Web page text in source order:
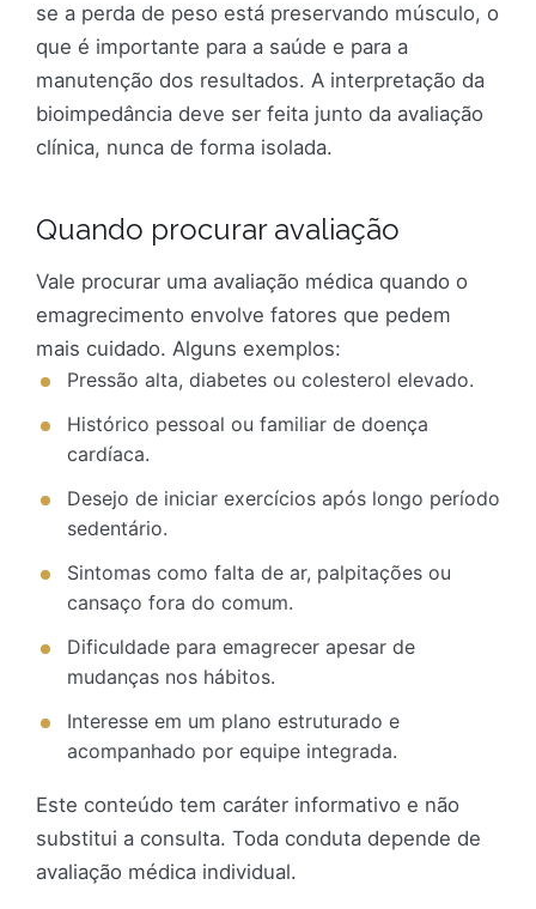
se a perda de peso está preservando músculo, o
que é importante para a saúde e para a
manutenção dos resultados. A interpretação da
bioimpedância deve ser feita junto da avaliação
clínica, nunca de forma isolada.
Quando procurar avaliação
Vale procurar uma avaliação médica quando o
emagrecimento envolve fatores que pedem
mais cuidado. Alguns exemplos:
Pressão alta, diabetes ou colesterol elevado.
Histórico pessoal ou familiar de doença
cardíaca.
Desejo de iniciar exercícios após longo período
sedentário.
Sintomas como falta de ar, palpitações ou
cansaço fora do comum.
Dificuldade para emagrecer apesar de
mudanças nos hábitos.
Interesse em um plano estruturado e
acompanhado por equipe integrada.
Este conteúdo tem caráter informativo e não
substitui a consulta. Toda conduta depende de
avaliação médica individual.